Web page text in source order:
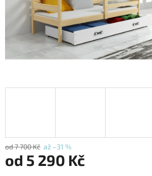
od 7 700 Kč až –31 %
od 5 290 Kč